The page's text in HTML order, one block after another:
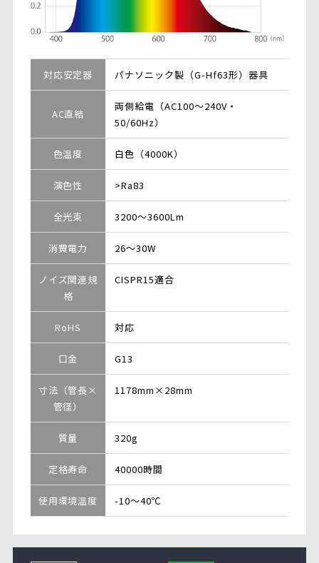
対応安定器 パナソニック製（G-Hf63形）器具
AC直結
両側給電（AC100～240V・
50/60Hz）
色温度 白色（4000K）
演色性 >Ra83
全光束 3200～3600Lm
消費電力 26～30W
ノイズ関連規
格
CISPR15適合
RoHS 対応
口金 G13
寸法（管長×
管径）
1178mm×28mm
質量 320g
定格寿命 40000時間
使用環境温度 -10～40℃